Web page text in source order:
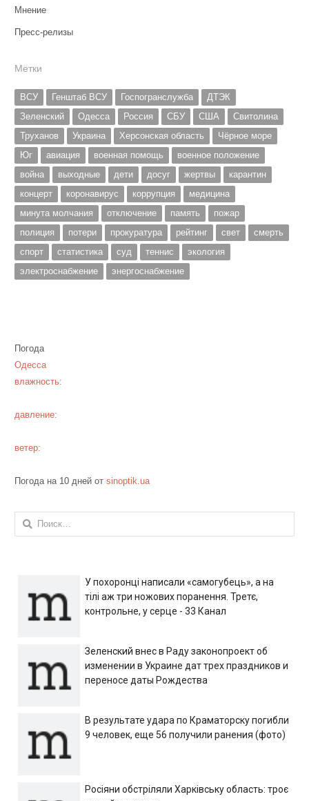
Мнение
Пресс-релизы
Метки
ВСУ Генштаб ВСУ Госпогранслужба
ДТЭК
Зеленский
Одесса Россия СБУ США
Свитолина
Труханов
Украина Херсонская область
Чёрное море
Юг
авиация военная помощь
военное положение
война
выходные дети досуг жертвы
карантин
концерт
коронавирус коррупция
медицина
минута молчания
отключение память
пожар
полиция
потери прокуратура рейтинг свет
смерть
спорт
статистика суд теннис
экология
электроснабжение
энергоснабжение
Погода
Одесса
влажность:
давление:
ветер:
Погода на 10 дней от sinoptik.ua
Найти:
У похоронці написали «самогубець», а на
тілі аж три ножових поранення. Третє,
контрольне, у серце - 33 Канал
Зеленский внес в Раду законопроект об
изменении в Украине дат трех праздников и
переносе даты Рождества
В результате удара по Краматорску погибли
9 человек, еще 56 получили ранения (фото)
Росіяни обстріляли Харківську область: троє